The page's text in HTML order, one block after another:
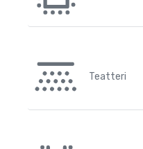
Teatteri